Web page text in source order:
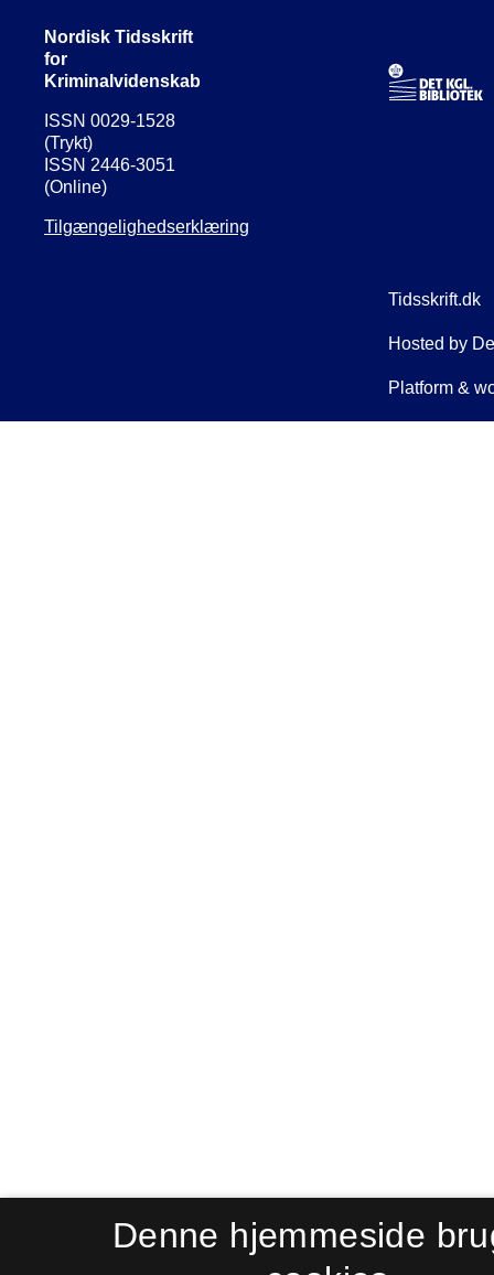
Nordisk Tidsskrift
for
Kriminalvidenskab
ISSN 0029-1528
(Trykt)
ISSN 2446-3051
(Online)
Tilgængelighedserklæring
Denne hjemmeside